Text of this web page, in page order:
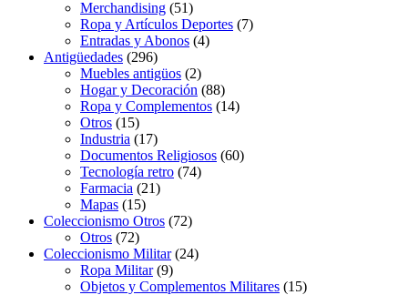
Merchandising (51)
Ropa y Artículos Deportes (7)
Entradas y Abonos (4)
Antigüedades (296)
Muebles antigüos (2)
Hogar y Decoración (88)
Ropa y Complementos (14)
Otros (15)
Industria (17)
Documentos Religiosos (60)
Tecnología retro (74)
Farmacia (21)
Mapas (15)
Coleccionismo Otros (72)
Otros (72)
Coleccionismo Militar(24)
Ropa Militar(9)
Objetos y Complementos Militares (15)